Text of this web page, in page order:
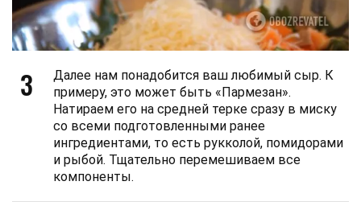
3
Далее нам понадобится ваш любимый сыр. К
примеру, это может быть «Пармезан».
Натираем его на средней терке сразу в миску
со всеми подготовленными ранее
ингредиентами, то есть рукколой, помидорами
и рыбой. Тщательно перемешиваем все
компоненты.